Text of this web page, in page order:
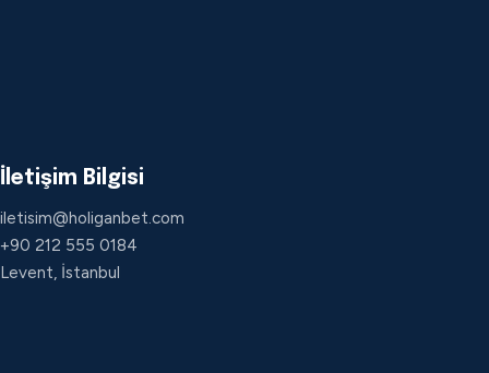
İletişim Bilgisi
iletisim@holiganbet.com
+90 212 555 0184
Levent, İstanbul